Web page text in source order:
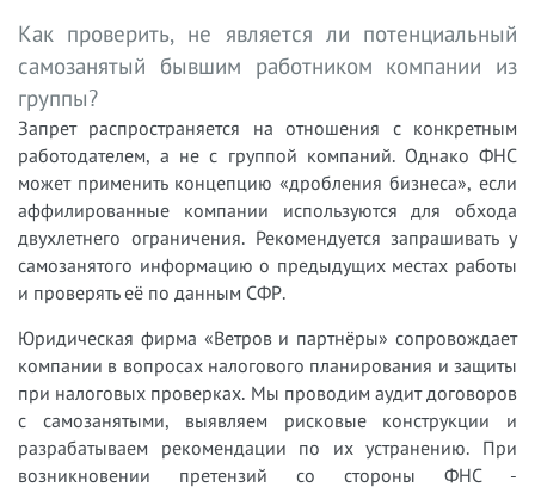
Как проверить, не является ли потенциальный
самозанятый бывшим работником компании из
группы?
Запрет распространяется на отношения с конкретным
работодателем, а не с группой компаний. Однако ФНС
может применить концепцию «дробления бизнеса», если
аффилированные компании используются для обхода
двухлетнего ограничения. Рекомендуется запрашивать у
самозанятого информацию о предыдущих местах работы
и проверять её по данным СФР.
Юридическая фирма «Ветров и партнёры» сопровождает
компании в вопросах налогового планирования и защиты
при налоговых проверках. Мы проводим аудит договоров
с самозанятыми, выявляем рисковые конструкции и
разрабатываем рекомендации по их устранению. При
возникновении претензий со стороны ФНС -